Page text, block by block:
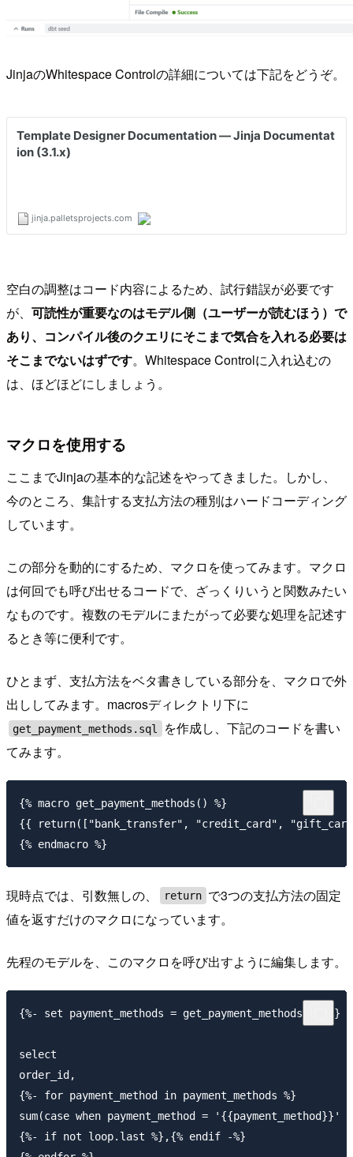
JinjaのWhitespace Controlの詳細については下記をどうぞ。
空白の調整はコード内容によるため、試行錯誤が必要です
が、 可読性が重要なのはモデル側（ユーザーが読むほう）で
あり、コンパイル後のクエリにそこまで気合を入れる必要は
そこまでないはずです。Whitespace Controlに入れ込むの
は、ほどほどにしましょう。
マクロを使用する
ここまでJinjaの基本的な記述をやってきました。しかし、
今のところ、集計する支払方法の種別はハードコーディング
しています。
この部分を動的にするため、マクロを使ってみます。マクロ
は何回でも呼び出せるコードで、ざっくりいうと関数みたい
なものです。複数のモデルにまたがって必要な処理を記述す
るとき等に便利です。
ひとまず、支払方法をベタ書きしている部分を、マクロで外
出ししてみます。macrosディレクトリ下に
get_payment_methods.sql
を作成し、下記のコードを書い
てみます。
{% macro get_payment_methods() %}
{{ return(["bank_transfer", "credit_card",
現時点では、引数無しの、 return で3つの支払方法の固定
値を返すだけのマクロになっています。
先程のモデルを、このマクロを呼び出すように編集します。
{%- set payment_methods = get_payment_methods() -%}
select
order_id,
{%- for payment_method in payment_methods %}
sum(case when payment_method = '{{payment_method}}'
{%- if not loop.last %},{% endif -%}